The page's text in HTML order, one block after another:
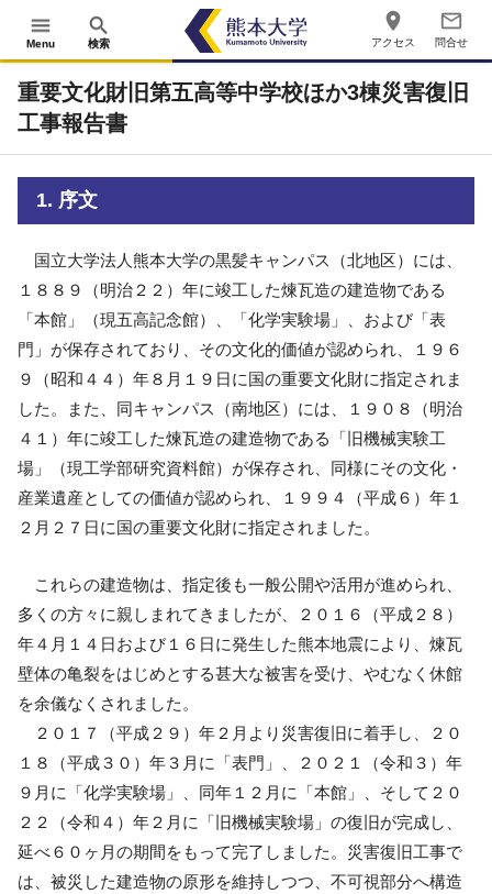
menu
Menu
search
検索
place
アクセス
mail_outline
問合せ
重要文化財旧第五高等中学校ほか3棟災害復旧
工事報告書
1. 序文
国立大学法人熊本大学の黒髪キャンパス（北地区）には、
１８８９（明治２２）年に竣工した煉瓦造の建造物である
「本館」（現五高記念館）、「化学実験場」、および「表
門」 が保存されており、その文化的価値が認められ、１９６
９（昭和４４）年８月１９日に国の重要文化財に指定されま
した。また、同キャンパス（南地区）には、１９０８（明治
４１）年に竣工した煉瓦造の建造物である「旧機械実験工
場」（現工学部研究資料館） が保存され、同様にその文化・
産業遺産としての価値が認められ、１９９４（平成６） 年１
２月２７日に国の重要文化財に指定されました。
これらの建造物は、指定後も一般公開や活用が進められ、
多くの方々に親しまれてき ましたが、２０１６（平成２８）
年４月１４日および１６日に発生した熊本地震により、 煉瓦
壁体の亀裂をはじめとする甚大な被害を受け、やむなく休館
を余儀なくされました。
２０１７（平成２９）年２月より災害復旧に着手し、２０
１８（平成３０）年３月に「表門」、２０２１（令和３）年
９月に「化学実験場」、同年１２月に「本館」、そして ２０
２２（令和４）年２月に「旧機械実験場」の復旧が完成し、
延べ６０ヶ月の期間をもって完了しました。災害復旧工事で
は、被災した建造物の原形を維持しつつ、不可視部分へ構造